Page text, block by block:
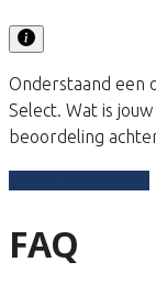
Onderstaand een
Select. Wat is
beoordeling
FAQ